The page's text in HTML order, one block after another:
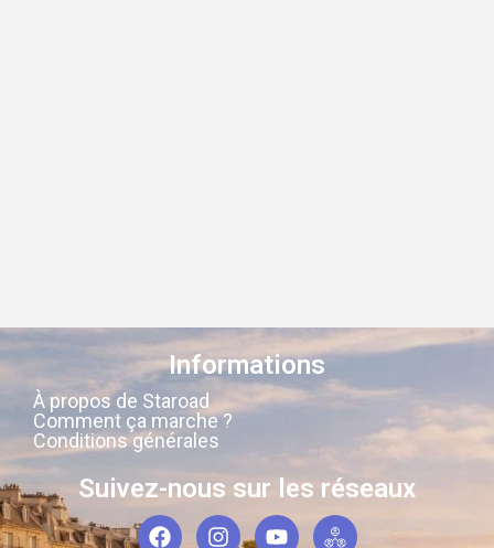
Informations
À propos de Staroad
Comment ça marche ?
Conditions générales
Suivez-nous sur les réseaux